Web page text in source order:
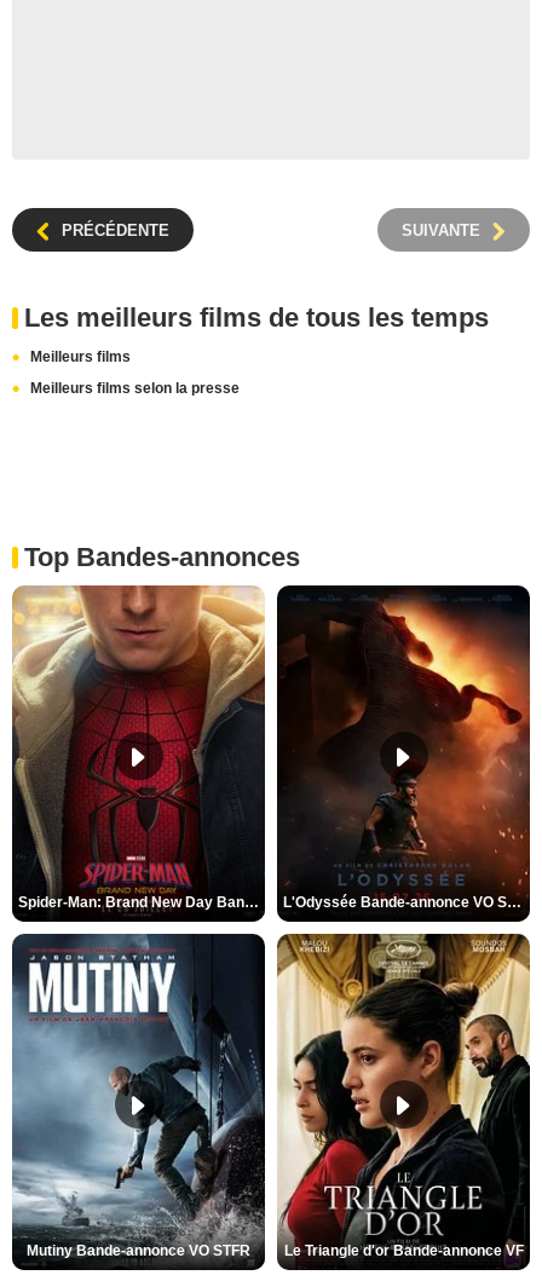
PRÉCÉDENTE SUIVANTE
Les meilleurs films de tous les temps
Meilleurs films
Meilleurs films selon la presse
Top Bandes-annonces
Spider-Man: Brand New Day Bande-annonce VO STFR L'Odyssée Bande-annonce VO STFR
Mutiny Bande-annonce VO STFR Le Triangle d'or Bande-annonce VF